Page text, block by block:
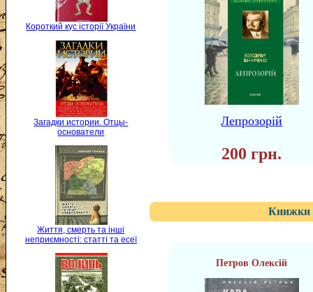
Короткий кус історії України
Загадки истории. Отцы-
основатели
Життя, смерть та інші
неприємності: статті та есеї
Лепрозорій
200 грн.
Книжки
Петров Олексій